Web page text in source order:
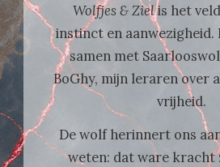
Wolfjes & Zielis het
instinct en
samen met
BoGhy, mijn leraren over
vrijheid.
De wolf herinnert ons
weten: dat ware kracht